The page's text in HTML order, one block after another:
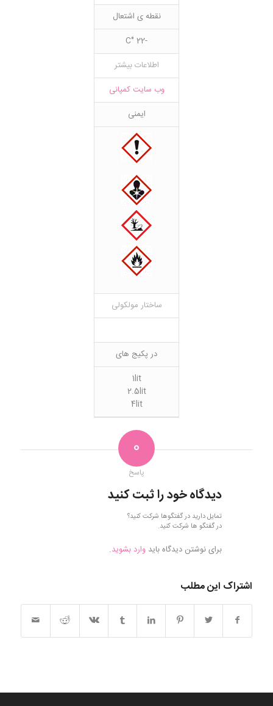
نقطه ی اشتعال
-22 °C
اطلاعات بیشتر
وب سایت کمپانی
ایمنی
ساختار مولکولی
در پکیج های
1lit
2.5lit
4lit
0
پاسخ
دیدگاه خود را ثبت کنید
تمایل دارید در گفتگوها شرکت کنید؟
در گفتگو ها شرکت کنید.
برای نوشتن دیدگاه باید وارد بشوید.
اشتراک این مطلب